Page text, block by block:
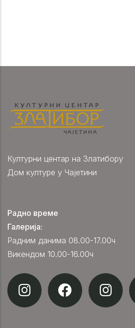
Културни центар на Златибору
Дом културе у Чајетини
Радно време
Галерија:
Радним данима 08.00-17.00ч
Викендом 10.00-16.00ч